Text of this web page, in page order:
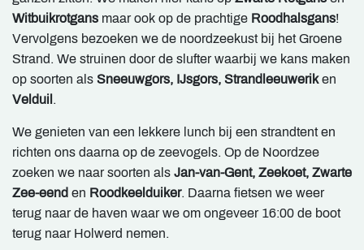
Witbuikrotgans maar ook op de prachtige Roodhalsgans!
Vervolgens bezoeken we de noordzeekust bij het Groene
Strand. We struinen door de slufter waarbij we kans maken
op soorten als Sneeuwgors, IJsgors, Strandleeuweriken
Velduil .
We genieten van een lekkere lunch bij een strandtent en
richten ons daarna op de zeevogels. Op de Noordzee
zoeken we naar soorten als Jan-van-Gent, Zeekoet, Zwarte
Zee-eend en Roodkeelduiker. Daarna fietsen we weer
terug naar de haven waar we om ongeveer 16:00 de boot
terug naar Holwerd nemen.